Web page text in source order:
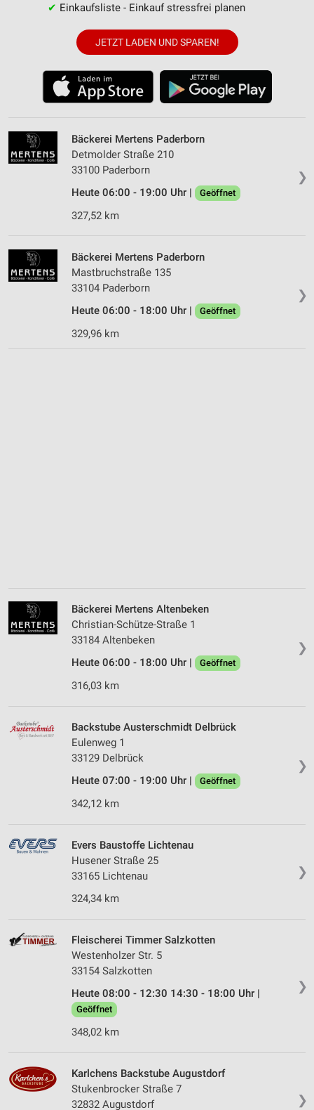
✔ Einkaufsliste - Einkauf stressfrei planen
JETZT LADEN UND SPAREN!
❯
Bäckerei Mertens Paderborn
Detmolder Straße 210
33100 Paderborn
Heute 06:00 - 19:00 Uhr |
Geöffnet
327,52 km
❯
Bäckerei Mertens Paderborn
Mastbruchstraße 135
33104 Paderborn
Heute 06:00 - 18:00 Uhr |
Geöffnet
329,96 km
❯
Bäckerei Mertens Altenbeken
Christian-Schütze-Straße 1
33184 Altenbeken
Heute 06:00 - 18:00 Uhr |
Geöffnet
316,03 km
❯
Backstube Austerschmidt Delbrück
Eulenweg 1
33129 Delbrück
Heute 07:00 - 19:00 Uhr |
Geöffnet
342,12 km
❯
Evers Baustoffe Lichtenau
Husener Straße 25
33165 Lichtenau
324,34 km
❯
Fleischerei Timmer Salzkotten
Westenholzer Str. 5
33154 Salzkotten
Heute 08:00 - 12:30 14:30 - 18:00 Uhr |
Geöffnet
348,02 km
❯
Karlchens Backstube Augustdorf
Stukenbrocker Straße 7
32832 Augustdorf